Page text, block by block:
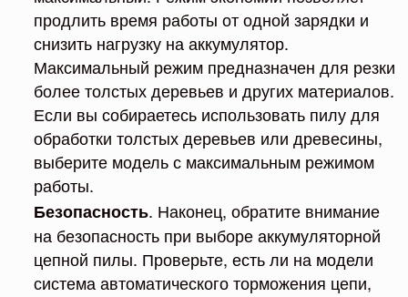
продлить время работы от одной зарядки и
снизить нагрузку на аккумулятор.
Максимальный режим предназначен для резки
более толстых деревьев и других материалов.
Если вы собираетесь использовать пилу для
обработки толстых деревьев или древесины,
выберите модель с максимальным режимом
работы.
Безопасность. Наконец, обратите внимание
на безопасность при выборе аккумуляторной
цепной пилы. Проверьте, есть ли на модели
система автоматического торможения цепи,